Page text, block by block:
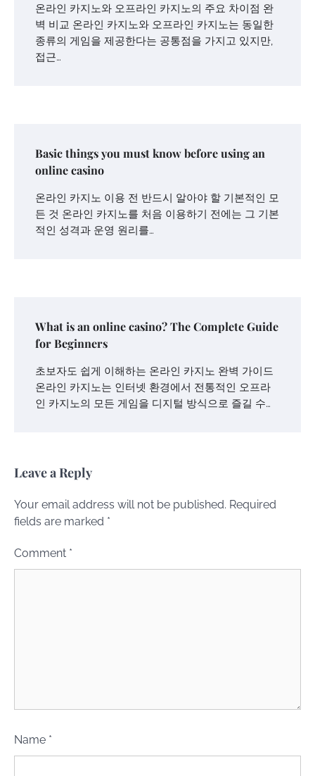
온라인 카지노와 오프라인 카지노의 주요 차이점 완
벽 비교 온라인 카지노와 오프라인 카지노는 동일한
종류의 게임을 제공한다는 공통점을 가지고 있지만,
접근…
Basic things you must know before using an
online casino
온라인 카지노 이용 전 반드시 알아야 할 기본적인 모
든 것 온라인 카지노를 처음 이용하기 전에는 그 기본
적인 성격과 운영 원리를…
What is an online casino? The Complete Guide
for Beginners
초보자도 쉽게 이해하는 온라인 카지노 완벽 가이드
온라인 카지노는 인터넷 환경에서 전통적인 오프라
인 카지노의 모든 게임을 디지털 방식으로 즐길 수…
Leave a Reply
Your email address will not be published. Required
fields are marked *
Comment *
Name *